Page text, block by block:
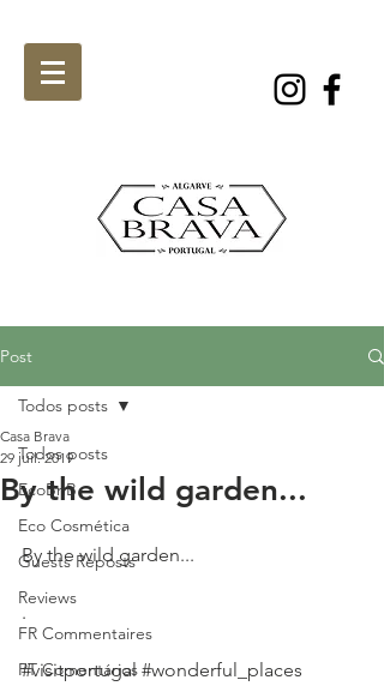
Post
Todos posts
EcoBnB
Eco Cosmética
Guests Reposts
Reviews
FR Commentaires
PT Comentários
Todos posts
By the wild garden...
Casa Brava
29 juil. 2019
By the wild garden...
.
#visitportugal #wonderful_places